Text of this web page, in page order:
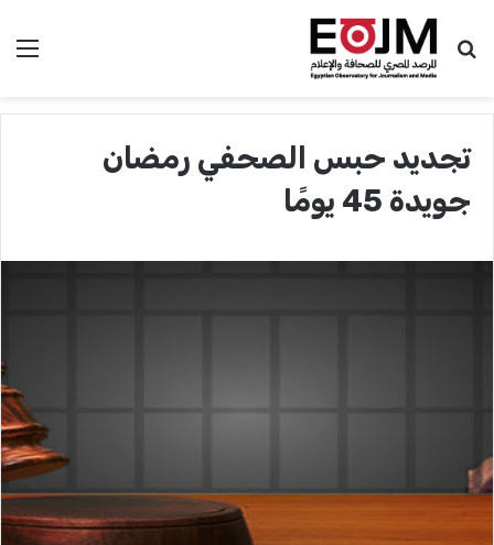
بحث عن
تجديد حبس الصحفي رمضان
جويدة 45 يومًا